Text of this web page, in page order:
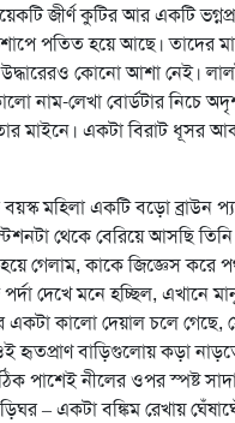
জীর্ণ কুটির আর একটি
পতিত হয়ে আছে। তাদের
কোনো আশা নেই।
নাম-লেখা বোর্ডটার নিচে
মাইনে। একটা বিরাট ধূসর
মহিলা একটি বড়ো ব্রাউন
থেকে বেরিয়ে আসছি
গেলাম, কাকে জিজ্ঞেস করে
দেখে মনে হচ্ছিল, এখানে
একটা কালো দেয়াল চলে
হৃতপ্রাণ বাড়িগুলোয় কড়া
পাশেই নীলের ওপর স্পষ্ট
– একটা বঙ্কিম রেখায়